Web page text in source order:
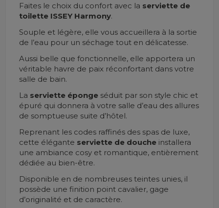
Faites le choix du confort avec la serviette de
toilette ISSEY Harmony.
Souple et légère, elle vous accueillera à la sortie
de l’eau pour un séchage tout en délicatesse.
Aussi belle que fonctionnelle, elle apportera un
véritable havre de paix réconfortant dans votre
salle de bain.
La serviette épongeséduit par son style chic et
épuré qui donnera à votre salle d’eau des allures
de somptueuse suite d’hôtel.
Reprenant les codes raffinés des spas de luxe,
cette élégante serviette de doucheinstallera
une ambiance cosy et romantique, entièrement
dédiée au bien-être.
Disponible en de nombreuses teintes unies, il
possède une finition point cavalier, gage
d’originalité et de caractère.